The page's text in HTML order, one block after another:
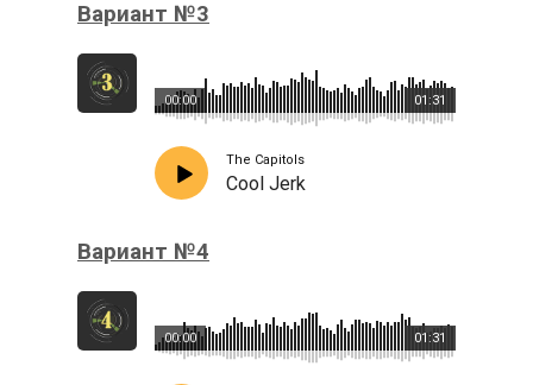
Вариант №3
01:31
00:00
The Capitols
Cool Jerk
Вариант №4
01:31
00:00